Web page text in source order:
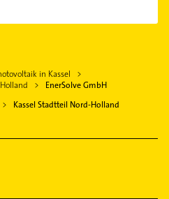
in Kassel
EnerSolve GmbH
Kassel Stadtteil Nord-Holland